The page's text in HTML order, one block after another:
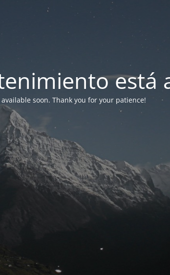
está
soon. Thank you for your patience!